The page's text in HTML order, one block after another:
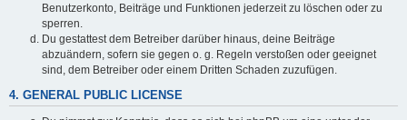
Benutzerkonto, Beiträge und Funktionen jederzeit zu löschen oder zu
sperren.
Du gestattest dem Betreiber darüber hinaus, deine Beiträge
abzuändern, sofern sie gegen o. g. Regeln verstoßen oder geeignet
sind, dem Betreiber oder einem Dritten Schaden zuzufügen.
4. GENERAL PUBLIC LICENSE